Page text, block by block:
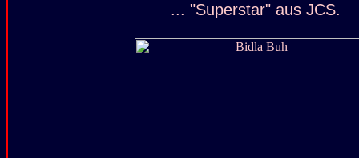
... "Superstar" aus JCS.